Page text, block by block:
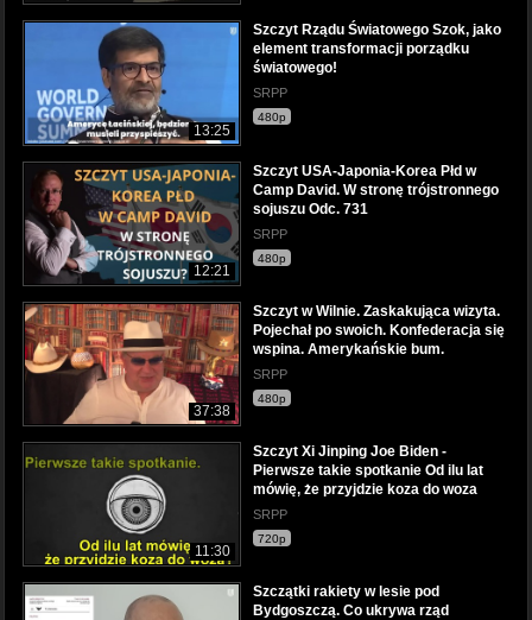
13:25
Szczyt Rządu Światowego Szok, jako
element transformacji porządku
światowego!
SRPP
480p
12:21
Szczyt USA-Japonia-Korea Płd w
Camp David. W stronę trójstronnego
sojuszu Odc. 731
SRPP
480p
37:38
Szczyt w Wilnie. Zaskakująca wizyta.
Pojechał po swoich. Konfederacja się
wspina. Amerykańskie bum.
SRPP
480p
11:30
Szczyt Xi Jinping Joe Biden -
Pierwsze takie spotkanie Od ilu lat
mówię, że przyjdzie koza do woza
SRPP
720p
Szczątki rakiety w lesie pod
Bydgoszczą. Co ukrywa rząd